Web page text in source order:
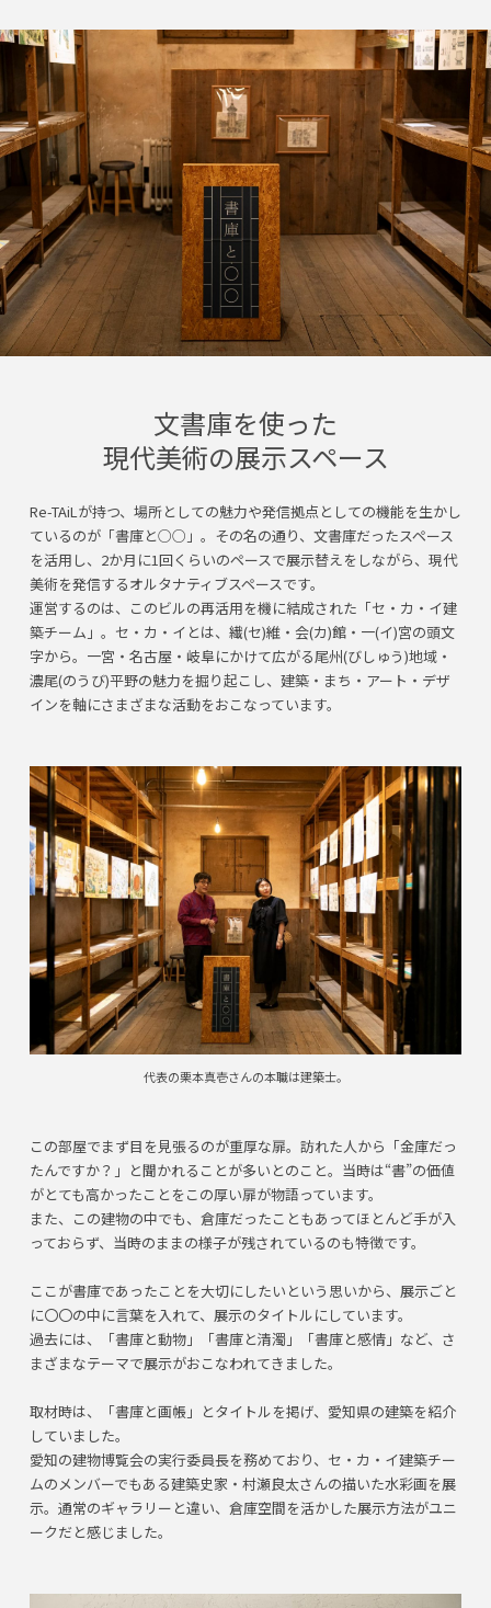
文書庫を使った
現代美術の展示スペース
Re-TAiLが持つ、場所としての魅力や発信拠点としての機能を生かし
ているのが「書庫と○○」。その名の通り、文書庫だったスペース
を活用し、2か月に1回くらいのペースで展示替えをしながら、現代
美術を発信するオルタナティブスペースです。
運営するのは、このビルの再活用を機に結成された「セ・カ・イ建
築チーム」。セ・カ・イとは、繊(セ)維・会(カ)館・一(イ)宮の頭文
字から。一宮・名古屋・岐阜にかけて広がる尾州(びしゅう)地域・
濃尾(のうび)平野の魅力を掘り起こし、建築・まち・アート・デザ
インを軸にさまざまな活動をおこなっています。
代表の栗本真壱さんの本職は建築士。
この部屋でまず目を見張るのが重厚な扉。訪れた人から「金庫だっ
たんですか？」と聞かれることが多いとのこと。当時は“書”の価値
がとても高かったことをこの厚い扉が物語っています。
また、この建物の中でも、倉庫だったこともあってほとんど手が入
っておらず、当時のままの様子が残されているのも特徴です。
ここが書庫であったことを大切にしたいという思いから、展示ごと
に〇〇の中に言葉を入れて、展示のタイトルにしています。
過去には、「書庫と動物」「書庫と清濁」「書庫と感情」など、さ
まざまなテーマで展示がおこなわれてきました。
取材時は、「書庫と画帳」とタイトルを掲げ、愛知県の建築を紹介
していました。
愛知の建物博覧会の実行委員長を務めており、セ・カ・イ建築チー
ムのメンバーでもある建築史家・村瀬良太さんの描いた水彩画を展
示。通常のギャラリーと違い、倉庫空間を活かした展示方法がユニ
ークだと感じました。